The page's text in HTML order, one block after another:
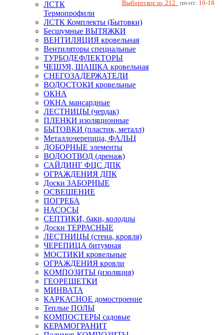
Выборгское ш. 212
пн-пт: 10-18
ЛСТК
Термопрофили
ЛСТК Комплекты (Бытовки)
Бесшумные ВЫТЯЖКИ
ВЕНТИЛЯЦИЯ кровельная
Вентиляторы специальные
ТУРБОДЕФЛЕКТОРЫ
ЧЕШУЯ, ШАШКА кровельная
СНЕГОЗАДЕРЖАТЕЛИ
ВОДОСТОКИ кровельные
ОКНА
ОКНА мансардные
ЛЕСТНИЦЫ (чердак)
ПЛЕНКИ изоляционные
БЫТОВКИ (пластик, металл)
Металлочерепица, ФАЛЬЦ
ДОБОРНЫЕ элементы
ВОДООТВОД (дренаж)
САЙДИНГ ФЦС ДПК
ОГРАЖДЕНИЯ ДПК
Доски ЗАБОРНЫЕ
ОСВЕЩЕНИЕ
ПОГРЕБА
НАСОСЫ
СЕПТИКИ, баки, колодцы
Доски ТЕРРАСНЫЕ
ЛЕСТНИЦЫ (стена, кровля)
ЧЕРЕПИЦА битумная
МОСТИКИ кровельные
ОГРАЖДЕНИЯ кровли
КОМПОЗИТЫ (изоляция)
ГЕОРЕШЕТКИ
МИНВАТА
КАРКАСНОЕ домостроение
Теплые ПОЛЫ
КОМПОСТЕРЫ садовые
КЕРАМОГРАНИТ